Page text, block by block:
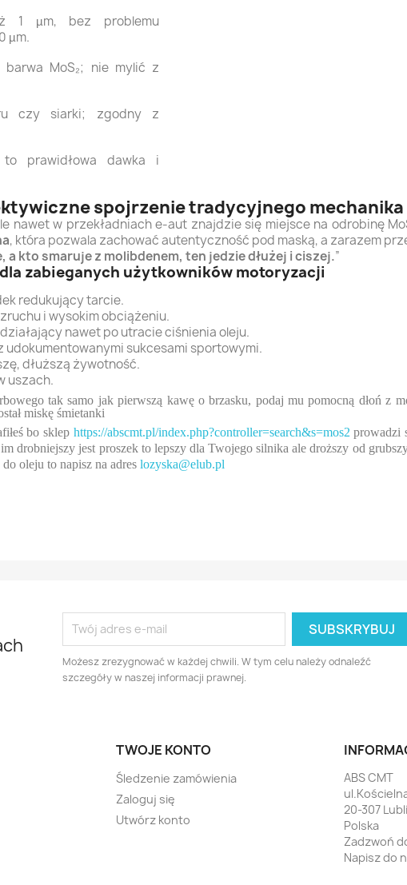
1 µm, bez problemu
µm.
MoS₂; nie mylić z
czy siarki; zgodny z
prawidłowa dawka i
spojrzenie tradycyjnego mechanika
nawet w przekładniach e-aut znajdzie się miejsce na odrobinę
, która pozwala zachować autentyczność pod maską, a zarazem
a kto smaruje z molibdenem, ten jedzie dłużej i ciszej.”
zabieganych użytkowników motoryzacji
redukujący tarcie.
i wysokim obciążeniu.
nawet po utracie ciśnienia oleju.
udokumentowanymi sukcesami sportowymi.
dłuższą żywotność.
uszach.
tak samo jak pierwszą kawę o brzasku, podaj mu pomocną dłoń z
miskę śmietanki
bo sklep https://abscmt.pl/index.php?controller=search&s=mos2 prowadzi
drobniejszy jest proszek to lepszy dla Twojego silnika ale droższy od
oleju to napisz na adres lozyska@elub.pl
Możesz zrezygnować w każdej chwili. W tym celu należy odnaleźć
szczegóły w naszej informacji prawnej.
TWOJE KONTO
Śledzenie zamówienia
Zaloguj się
Utwórz konto
ABS CMT
20-307
Polska
Zadzwoń
Napisz do